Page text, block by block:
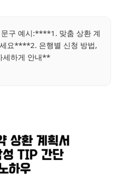
구 예시:****1. 맞춤 상환 계
요****2. 은행별 신청 방법,
세하게 안내**